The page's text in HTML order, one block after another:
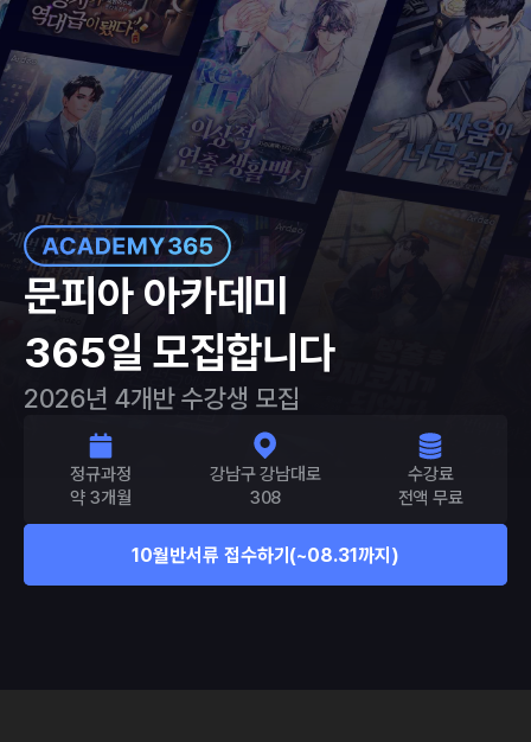
문피아 아카데미
365일 모집합니다
2026년 4개반 수강생 모집
정규과정
약 3개월
강남구 강남대로
308
수강료
전액 무료
10월반서류 접수하기 (~08.31까지)